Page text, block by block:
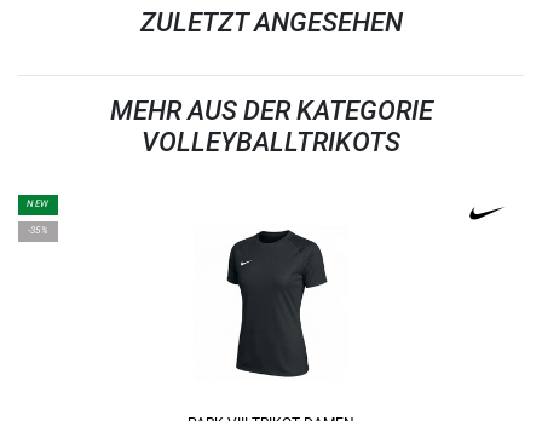
ZULETZT ANGESEHEN
MEHR AUS DER KATEGORIE
VOLLEYBALLTRIKOTS
NEW
-35%